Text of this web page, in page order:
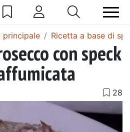
principale Ricetta a base di
con speck